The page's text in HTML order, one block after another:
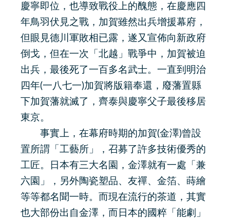
慶寧即位，也導致戰役上的醜態，在慶應四
年鳥羽伏見之戰，加賀雖然出兵增援幕府，
但眼見德川軍敗相已露，遂又宣佈向新政府
倒戈，但在一次「北越」戰爭中，加賀被迫
出兵，最後死了一百多名武士。一直到明治
四年(一八七一)加賀將版籍奉還，廢藩置縣
下加賀藩就滅了，齊泰與慶寧父子最後移居
東京。
事實上，在幕府時期的加賀(金澤)曾設
置所謂「工藝所」，召募了許多技術優秀的
工匠。日本有三大名園，金澤就有一處「兼
六園」，另外陶瓷塑品、友禪、金箔、蒔繪
等等都名聞一時。而現在流行的茶道，其實
也大部份出自金澤，而日本的國粹「能劇」